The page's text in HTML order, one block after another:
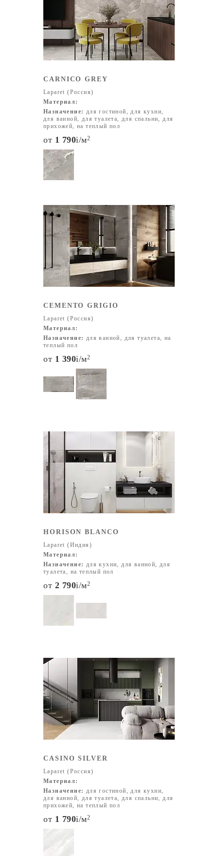
CARNICO GREY
Laparet (Россия)
Материал:
Назначение: для гостиной, для кухни,
для ванной, для туалета, для спальни, для
прихожей, на теплый пол
от 1 790i/м2
CEMENTO GRIGIO
Laparet (Россия)
Материал:
Назначение: для ванной, для туалета, на
теплый пол
от 1 390i/м2
HORISON BLANCO
Laparet (Индия)
Материал:
Назначение: для кухни, для ванной, для
туалета, на теплый пол
от 2 790i/м2
CASINO SILVER
Laparet (Россия)
Материал:
Назначение: для гостиной, для кухни,
для ванной, для туалета, для спальни, для
прихожей, на теплый пол
от 1 790i/м2